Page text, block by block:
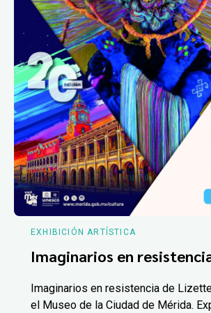
EXHIBICIÓN ARTÍSTICA
Imaginarios en
Imaginarios en resistencia de
el Museo de la Ciudad de Mérida.